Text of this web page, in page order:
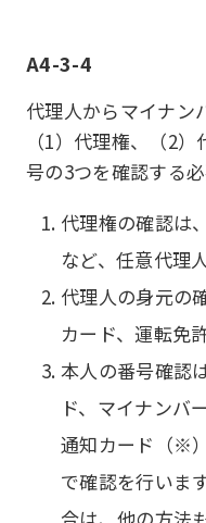
A4-3-4
代理人からマイナン
（1）代理権、（2
号の3つを確認する
代理権の確認は
など、任意代理
代理人の身元の
カード、運転免
本人の番号確認
ド、マイナンバ
通知カード（※
で確認を行いま